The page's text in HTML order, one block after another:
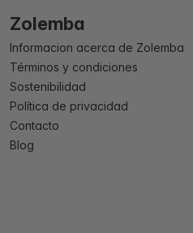
Zolemba
Informacion acerca de Zolemba
Términos y condiciones
Sostenibilidad
Política de privacidad
Contacto
Blog